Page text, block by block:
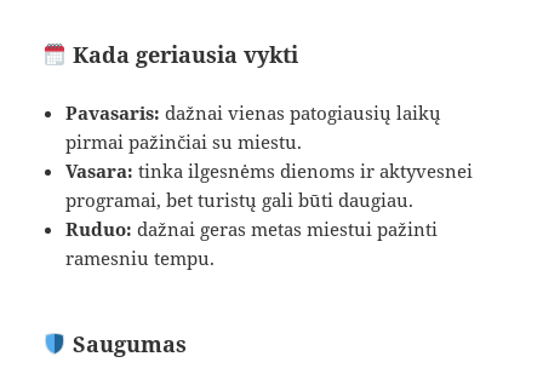
Kada geriausia vykti
Pavasaris: dažnai vienas patogiausių laikų
pirmai pažinčiai su miestu.
Vasara: tinka ilgesnėms dienoms ir aktyvesnei
programai, bet turistų gali būti daugiau.
Ruduo: dažnai geras metas miestui pažinti
ramesniu tempu.
Saugumas